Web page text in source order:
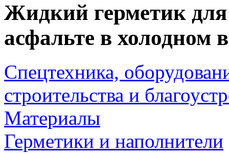
Жидкий герметик
асфальте в холодном
Спецтехника,
строительства и
Материалы
Герметики и наполнители